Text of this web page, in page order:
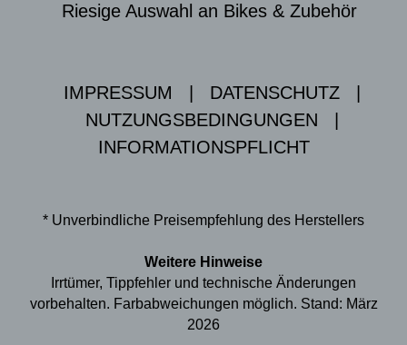
Riesige Auswahl an Bikes & Zubehör
IMPRESSUM DATENSCHUTZ
NUTZUNGSBEDINGUNGEN
INFORMATIONSPFLICHT
* Unverbindliche Preisempfehlung des Herstellers
Weitere Hinweise
Irrtümer, Tippfehler und technische Änderungen
vorbehalten. Farbabweichungen möglich. Stand: März
2026